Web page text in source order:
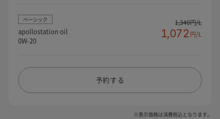
ベーシック
apollostation oil
0W-20
1,340円/L
1,072 円/L
予約する
※表示価格は消費税込となります。